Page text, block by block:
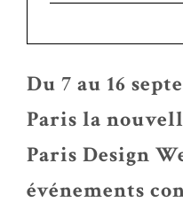
Du 7 au 16
Paris la
Paris Design
événements